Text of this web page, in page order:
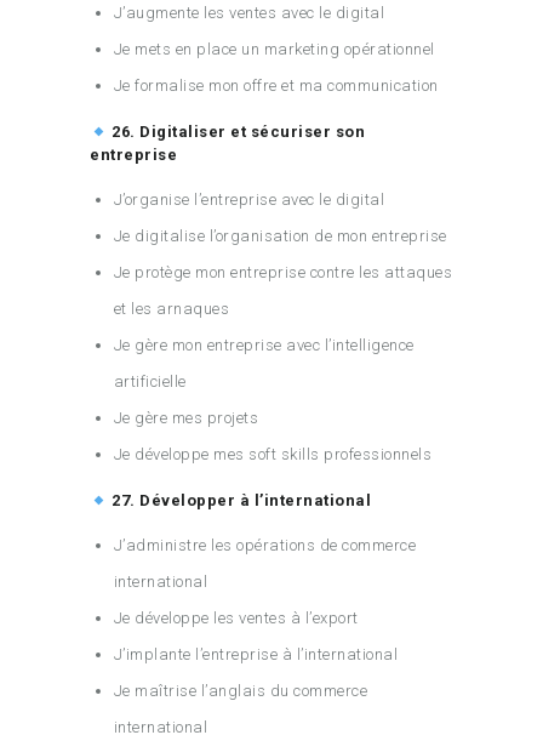
J’augmente les ventes avec le digital
Je mets en place un marketing opérationnel
Je formalise mon offre et ma communication
26. Digitaliser et sécuriser son
entreprise
J’organise l’entreprise avec le digital
Je digitalise l’organisation de mon entreprise
Je protège mon entreprise contre les attaques
et les arnaques
Je gère mon entreprise avec l’intelligence
artificielle
Je gère mes projets
Je développe mes soft skills professionnels
27. Développer à l’international
J’administre les opérations de commerce
international
Je développe les ventes à l’export
J’implante l’entreprise à l’international
Je maîtrise l’anglais du commerce
international